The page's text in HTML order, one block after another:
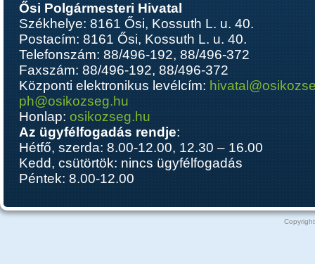
Ősi Polgármesteri Hivatal
Székhelye: 8161 Ősi, Kossuth L. u. 40.
Postacím: 8161 Ősi, Kossuth L. u. 40.
Telefonszám: 88/496-192, 88/496-372
Faxszám: 88/496-192, 88/496-372
Központi elektronikus levélcím:
ph@osikozseg.hu
Honlap:osikozseg.hu
Az ügyfélfogadás rendje:
Hétfő, szerda: 8.00-12.00, 12.30 – 16.00
Kedd, csütörtök: nincs ügyfélfogadás
Péntek: 8.00-12.00